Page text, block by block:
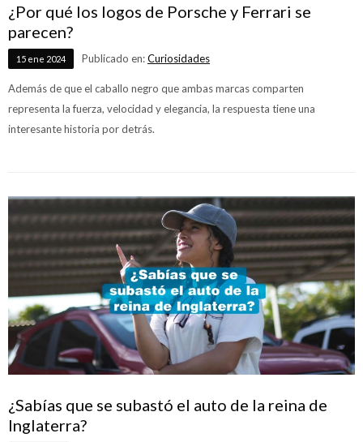
¿Por qué los logos de Porsche y Ferrari se
parecen?
15 ene 2024 Publicado en:Curiosidades
Además de que el caballo negro que ambas marcas comparten
representa la fuerza, velocidad y elegancia, la respuesta tiene una
interesante historia por detrás.
¿Sabías que se subastó el auto de la reina de
Inglaterra?